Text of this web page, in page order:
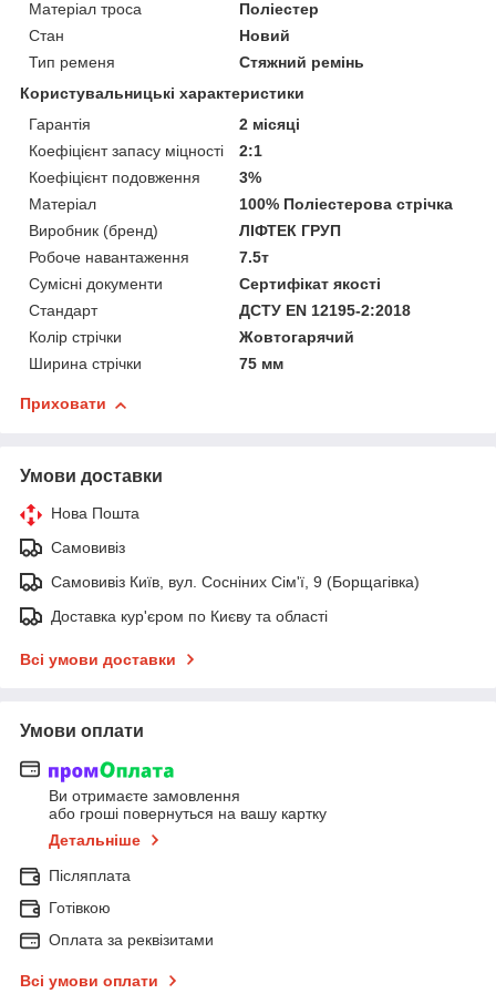
Матеріал троса
Поліестер
Стан
Новий
Тип ременя
Стяжний ремінь
Користувальницькі характеристики
Гарантія
2 місяці
Коефіцієнт запасу міцності
2:1
Коефіцієнт подовження
3%
Матеріал
100% Поліестерова стрічка
Виробник (бренд)
ЛІФТЕК ГРУП
Робоче навантаження
7.5т
Сумісні документи
Сертифікат якості
Стандарт
ДСТУ EN 12195-2:2018
Колір стрічки
Жовтогарячий
Ширина стрічки
75 мм
Приховати
Умови доставки
Нова Пошта
Самовивіз
Самовивіз Київ, вул. Сосніних Сім'ї, 9 (Борщагівка)
Доставка кур'єром по Києву та області
Всі умови доставки
Умови оплати
Ви отримаєте замовлення
або гроші повернуться на вашу картку
Детальніше
Післяплата
Готівкою
Оплата за реквізитами
Всі умови оплати